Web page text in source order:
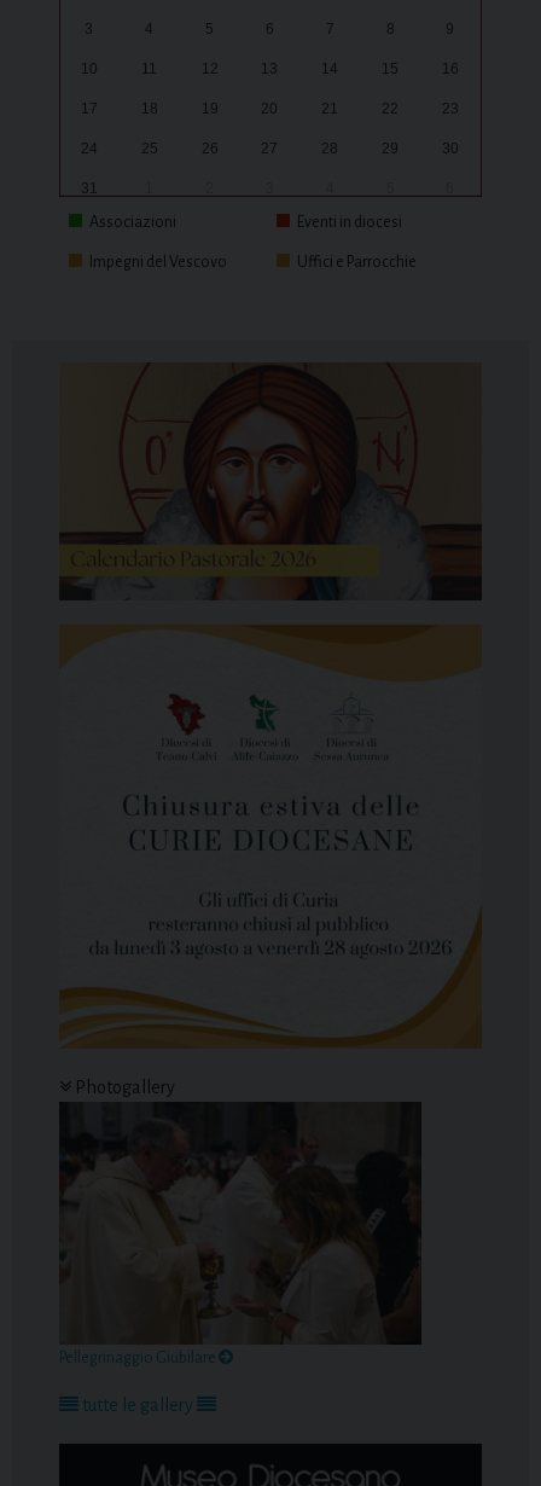
3 4 5 6 7 8 9
10 11 12 13 14 15 16
17 18 19 20 21 22 23
24 25 26 27 28 29 30
31
Associazioni
Eventi in diocesi
Impegni del Vescovo Uffici e Parrocchie
Photogallery
Pellegrinaggio Giubilare
tutte le gallery